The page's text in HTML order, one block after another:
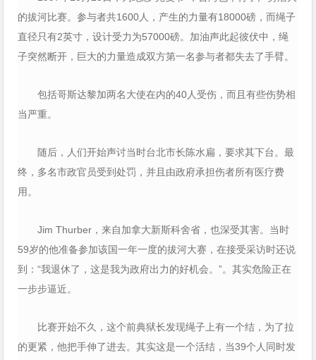
的拔河比赛。参与者共1600人，产生的力量有18000磅，而绳子
直径只有2英寸，设计受力为57000磅。加油声此起彼伏中，绳
子突然断开，巨大的力量造成双方第一名参与者都失去了手臂。
包括哥斯达黎加两名大使在内的40人受伤，而且有些伤势相
当严重。
随后，人们开始声讨当时台北市长陈水扁，要求其下台。最
终，多名市政官员受到处罚，并且由政府承担伤者所有医疗费
用。
Jim Thurber，来自加拿大新斯科舍省，也深受其害。当时
59岁的他准备参加该国一年一度的拔河大赛，在接受采访时还说
到：“我退休了，这是我为政府出力的好机会。”。其实危险正在
一步步逼近。
比赛开始不久，这个前典狱长发现绳子上有一个结，为了拉
的更紧，他把手伸了进去。其实这是一个活结，当39个人同时发